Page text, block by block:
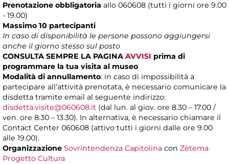
Prenotazione obbligatoria allo 060608 (tutti i giorni ore 9.00
- 19.00)
Massimo 10 partecipanti
In caso di disponibilità le persone possono aggiungersi
anche il giorno stesso sul posto
CONSULTA SEMPRE LA PAGINA AVVISI prima di
programmare la tua visita al museo
Modalità di annullamento: in caso di impossibilità a
partecipare all’attività prenotata, è necessario comunicare la
disdetta tramite email al seguente indirizzo:
disdetta.visite@060608.it (dal lun. al giov. ore 8.30 – 17.00 /
ven. ore 8.30 – 13.30). In alternativa, è necessario chiamare il
Contact Center 060608 (attivo tutti i giorni dalle ore 9.00
alle 19.00).
Organizzazione Sovrintendenza Capitolina con Zètema
Progetto Cultura